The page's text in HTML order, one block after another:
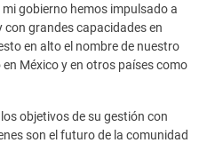
gobierno hemos impulsado a
grandes capacidades en
en alto el nombre de nuestro
México y en otros países como
objetivos de su gestión con
son el futuro de la comunidad